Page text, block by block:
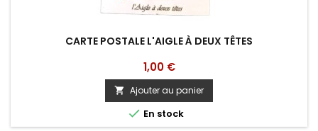
CARTE POSTALE L'AIGLE À DEUX TÊTES
Prix
1,00 €
 Ajouter au panier
 En stock